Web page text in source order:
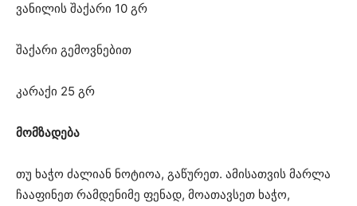
ვანილის შაქარი 10 გრ
შაქარი გემოვნებით
კარაქი 25 გრ
მომზადება
თუ ხაჭო ძალიან ნოტიოა, გაწურეთ. ამისათვის მარლა
ჩააფინეთ რამდენიმე ფენად, მოათავსეთ ხაჭო,